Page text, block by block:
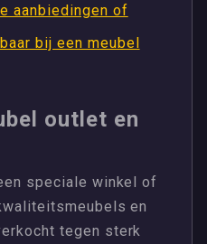
aanbiedingen of
bij een meubel
outlet en
speciale winkel of
en
tegen sterk